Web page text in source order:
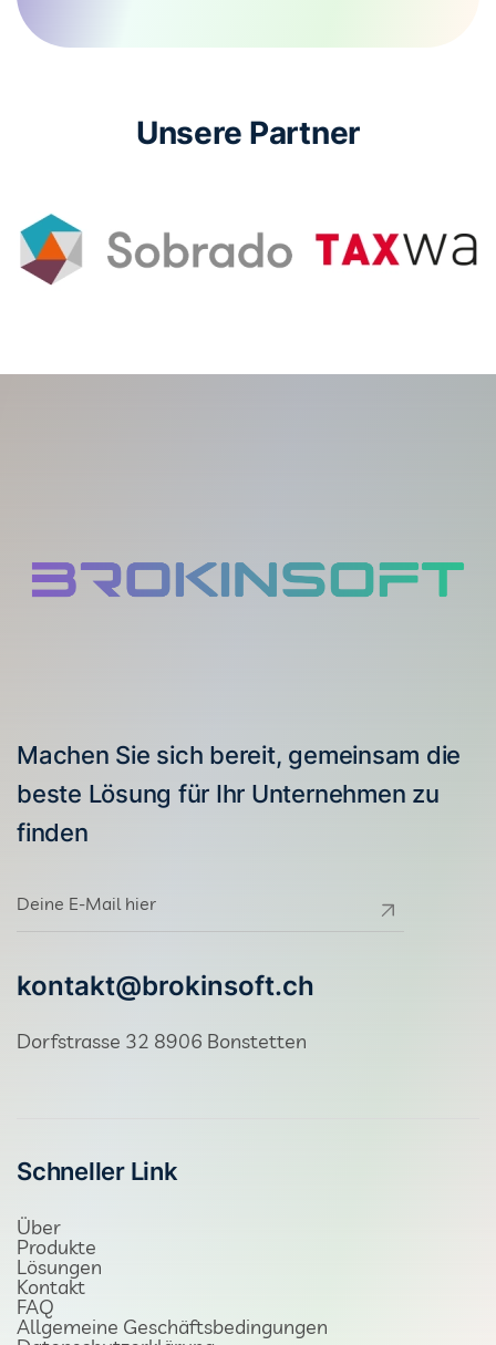
Unsere Partner
Machen Sie sich bereit, gemeinsam die
beste Lösung für Ihr Unternehmen zu
finden
kontakt@brokinsoft.ch
Dorfstrasse 32 8906 Bonstetten
Schneller Link
Über
Produkte
Lösungen
Kontakt
FAQ
Allgemeine Geschäftsbedingungen